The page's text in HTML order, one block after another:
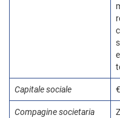
Capitale sociale
Compagine societaria